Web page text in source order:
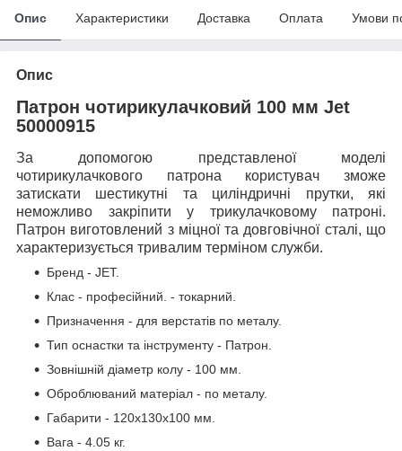
Опис Характеристики Доставка Оплата Умови
Опис
Патрон чотирикулачковий 100 мм Jet
50000915
За допомогою представленої моделі
чотирикулачкового патрона користувач зможе
затискати шестикутні та циліндричні прутки, які
неможливо закріпити у трикулачковому патроні.
Патрон виготовлений з міцної та довговічної сталі, що
характеризується тривалим терміном служби.
Бренд - JET.
Клас - професійний. - токарний.
Призначення - для верстатів по металу.
Тип оснастки та інструменту - Патрон.
Зовнішній діаметр колу - 100 мм.
Оброблюваний матеріал - по металу.
Габарити - 120х130х100 мм.
Вага - 4.05 кг.